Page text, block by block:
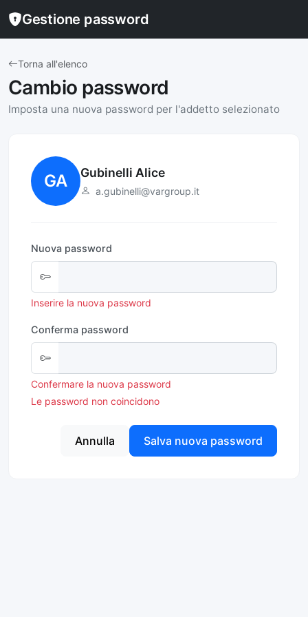
Gestione password
Torna all'elenco
Cambio password
Imposta una nuova password per l'addetto selezionato
GA Gubinelli Alice
a.gubinelli@vargroup.it
Nuova password
Inserire la nuova password
Conferma password
Confermare la nuova password
Le password non coincidono
Annulla